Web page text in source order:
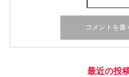
最近の投